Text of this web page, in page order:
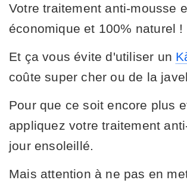
Votre traitement anti-mousse
économique et 100% naturel !
Et ça vous évite d'utiliser un
coûte super cher ou de la
Pour que ce soit encore plus
appliquez votre traitement
jour ensoleillé.
Mais attention à ne pas en